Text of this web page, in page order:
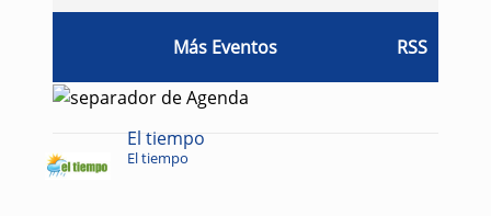
Más Eventos RSS
El tiempo
El tiempo